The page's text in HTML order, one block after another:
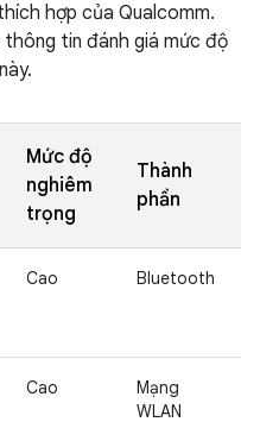
hợp của Qualcomm.
tin đánh giá mức độ
Mức độ
nghiêm
trọng
Thành
phần
Cao Bluetooth
Cao
Mạng
WLAN